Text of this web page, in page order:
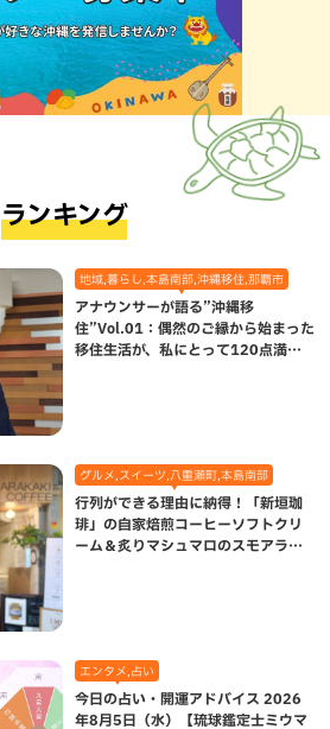
ランキング
地域,暮らし,本島南部,沖縄移住,那覇市
アナウンサーが語る”沖縄移
住”Vol.01：偶然のご縁から始まった
移住生活が、私にとって120点満点
グルメ,スイーツ,八重瀬町,本島南部
行列ができる理由に納得！「新垣珈
琲」の自家焙煎コーヒーソフトクリ
ーム＆炙りマシュマロのスモアラテ
エンタメ,占い
今日の占い・開運アドバイス 2026
年8月5日（水）【琉球鑑定士ミウマ